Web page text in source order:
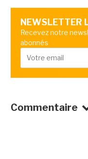
NEWSLETTER
Recevez notre
abonnés
Commentaire